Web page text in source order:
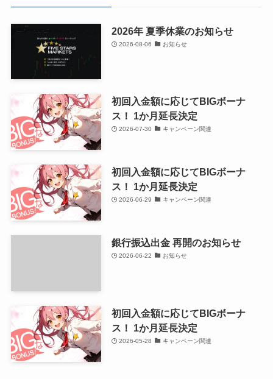
2026年 夏季休業のお知らせ
2026-08-06 お知らせ
初回入金額に応じてBIGボーナ
ス！ 1か月延長決定
2026-07-30 キャンペーン関連
初回入金額に応じてBIGボーナ
ス！ 1か月延長決定
2026-06-29 キャンペーン関連
銀行振込出金 再開のお知らせ
2026-06-22 お知らせ
初回入金額に応じてBIGボーナ
ス！ 1か月延長決定
2026-05-28 キャンペーン関連